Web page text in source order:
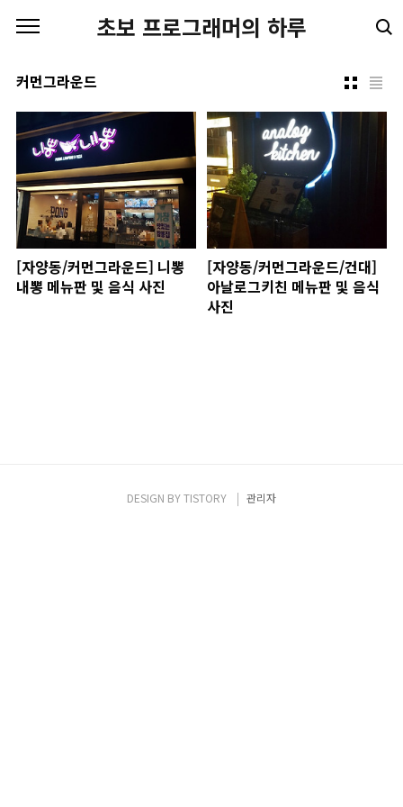
초보 프로그래머의 하루
커먼그라운드
[자양동/커먼그라운드] 니뽕
내뽕 메뉴판 및 음식 사진
[자양동/커먼그라운드/건대]
아날로그키친 메뉴판 및 음식
사진
DESIGN BYTISTORY 관리자